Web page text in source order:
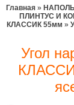
Главная »
ПЛИНТУС И
КЛАССИК 55мм »
Угол